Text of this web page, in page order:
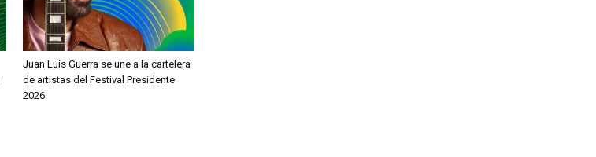
Juan Luis Guerra se une a la cartelera
de artistas del Festival Presidente
2026